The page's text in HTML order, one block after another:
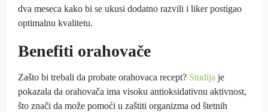
dva meseca kako bi se ukusi dodatno razvili i liker postigao
optimalnu kvalitetu.
Benefiti orahovače
Zašto bi trebali da probate orahovaca recept? Studija je
pokazala da orahovača ima visoku antioksidativnu aktivnost,
što znači da može pomoći u zaštiti organizma od štetnih